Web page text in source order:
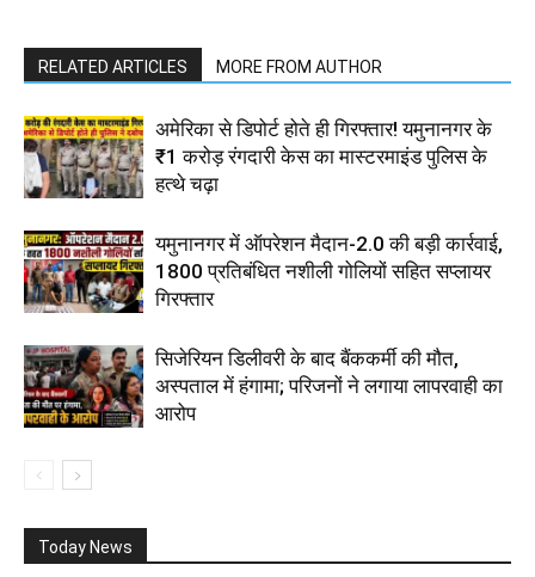
RELATED ARTICLES MORE FROM AUTHOR
अमेरिका से डिपोर्ट होते ही गिरफ्तार! यमुनानगर के
₹1 करोड़ रंगदारी केस का मास्टरमाइंड पुलिस के
हत्थे चढ़ा
यमुनानगर में ऑपरेशन मैदान-2.0 की बड़ी कार्रवाई,
1800 प्रतिबंधित नशीली गोलियों सहित सप्लायर
गिरफ्तार
सिजेरियन डिलीवरी के बाद बैंककर्मी की मौत,
अस्पताल में हंगामा; परिजनों ने लगाया लापरवाही का
आरोप
Today News